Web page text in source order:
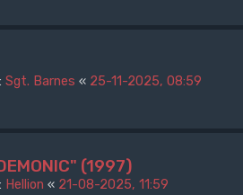
Sgt. Barnes « 25-11-2025, 08:59
(1997)
Hellion « 21-08-2025, 11:59